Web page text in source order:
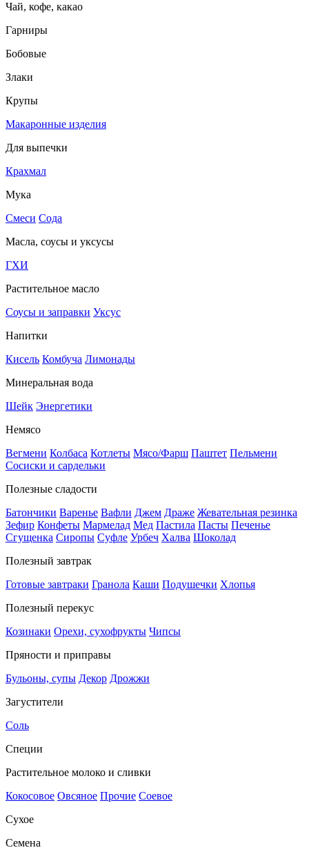
Чай, кофе, какао
Гарниры
Бобовые
Злаки
Крупы
Макаронные изделия
Для выпечки
Крахмал
Мука
Смеси Сода
Масла, соусы и уксусы
ГХИ
Растительное масло
Соусы и заправки Уксус
Напитки
Кисель Комбуча Лимонады
Минеральная вода
Шейк Энергетики
Немясо
Вегмени Колбаса Котлеты Мясо/Фарш Паштет Пельмени
Сосиски и сардельки
Полезные сладости
Батончики Варенье Вафли Джем Драже Жевательная резинка
Зефир Конфеты Мармелад Мед Пастила Пасты Печенье
Сгущенка Сиропы Суфле Урбеч Халва Шоколад
Полезный завтрак
Готовые завтраки Гранола Каши Подушечки Хлопья
Полезный перекус
Козинаки Орехи, сухофрукты Чипсы
Пряности и приправы
Бульоны, супы Декор Дрожжи
Загустители
Соль
Специи
Растительное молоко и сливки
Кокосовое Овсяное Прочие Соевое
Сухое
Семена